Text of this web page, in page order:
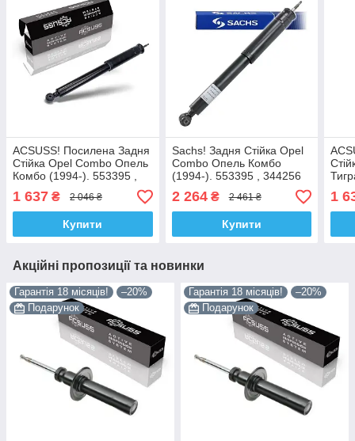
ACSUSS! Посилена Задня
Стійка Opel Combo Опель
Комбо (1994-). 553395 ,
344256 Корея!
1 637 ₴ 2 046 ₴
Купити
Sachs! Задня Стійка Opel
Combo Опель Комбо
(1994-). 553395 , 344256
Сакс!
2 264₴ 2 461 ₴
Купити
1
Акційні пропозиції та новинки
Гарантія 18 місяців!
–20%
Подарунок
Гарантія 18 місяців!
–20%
Подарунок